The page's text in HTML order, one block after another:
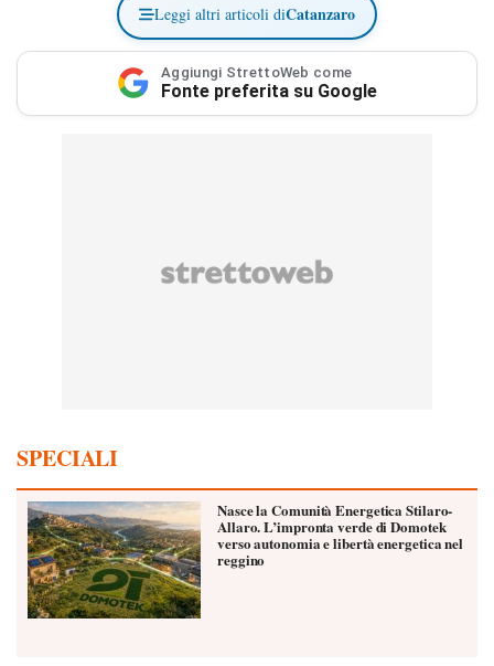
Leggi altri articoli diCatanzaro
Aggiungi StrettoWeb come
Fonte preferita su Google
SPECIALI
Nasce la Comunità Energetica Stilaro-
Allaro. L’impronta verde di Domotek
verso autonomia e libertà energetica nel
reggino